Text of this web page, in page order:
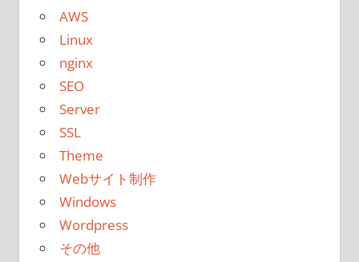
AWS
Linux
nginx
SEO
Server
SSL
Theme
Webサイト制作
Windows
Wordpress
その他